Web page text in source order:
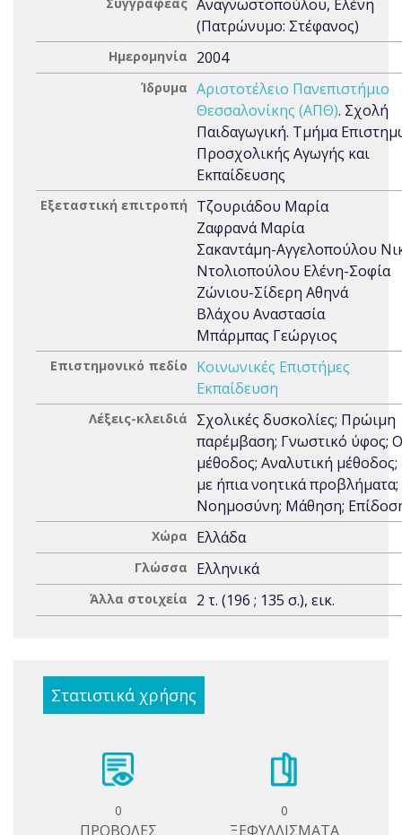
Αναγνωστοπούλου, Ελένη
(Πατρώνυμο: Στέφανος)
Ημερομηνία 2004
Ίδρυμα Αριστοτέλειο Πανεπιστήμιο
Θεσσαλονίκης (ΑΠΘ). Σχολή
Παιδαγωγική. Τμήμα
Προσχολικής Αγωγής και
Εκπαίδευσης
Εξεταστική επιτροπή
Τζουριάδου Μαρία
Ζαφρανά Μαρία
Σακαντάμη-Αγγελοπούλου
Ντολιοπούλου Ελένη-Σοφία
Ζώνιου-Σίδερη Αθηνά
Βλάχου Αναστασία
Μπάρμπας Γεώργιος
Επιστημονικό πεδίο
Κοινωνικές Επιστήμες
Εκπαίδευση
Λέξεις-κλειδιά
Σχολικές δυσκολίες; Πρώιμη
παρέμβαση; Γνωστικό ύφος;
μέθοδος; Αναλυτική μέθοδος;
με ήπια νοητικά προβλήματα;
Νοημοσύνη; Μάθηση;
Χώρα Ελλάδα
Γλώσσα Ελληνικά
Άλλα στοιχεία 2 τ. (196 ; 135 σ.), εικ.
Στατιστικά χρήσης
0
ΠΡΟΒΟΛΕΣ
0
ΞΕΦΥΛΛΙΣΜΑΤΑ